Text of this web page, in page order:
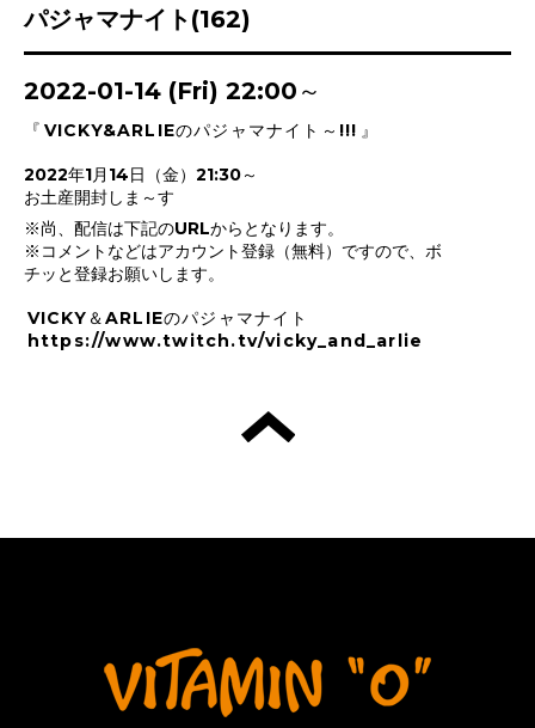
パジャマナイト(162)
2022-01-14 (Fri) 22:00～
『 VICKY&ARLIEのパジャマナイト～!!! 』
2022年1月14日（金）21:30～
お土産開封しま～す
※尚、配信は下記のURLからとなります。
※コメントなどはアカウント登録（無料）ですので、ボ
チッと登録お願いします。
VICKY＆ARLIEのパジャマナイト
https://www.twitch.tv/vicky_and_arlie